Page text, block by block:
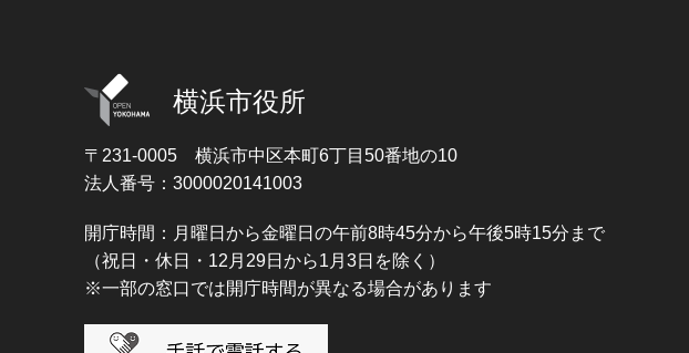
横浜市役所
〒231-0005 横浜市中区本町6丁目50番地の10
法人番号：3000020141003
開庁時間：月曜日から金曜日の午前8時45分から午後5時15分まで
（祝日・休日・12月29日から1月3日を除く）
※一部の窓口では開庁時間が異なる場合があります